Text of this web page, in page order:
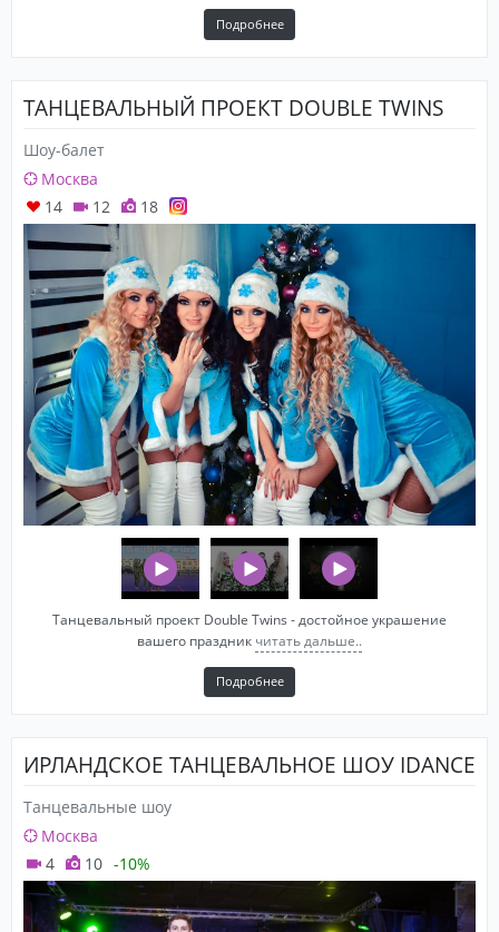
Подробнее
ТАНЦЕВАЛЬНЫЙ ПРОЕКТ DOUBLE TWINS
Шоу-балет
Москва
14
12 18
Танцевальный проект Double Twins - достойное украшение
вашего праздник читать дальше..
Подробнее
ИРЛАНДСКОЕ ТАНЦЕВАЛЬНОЕ ШОУ IDANCE
Танцевальные шоу
Москва
4
10 -10%